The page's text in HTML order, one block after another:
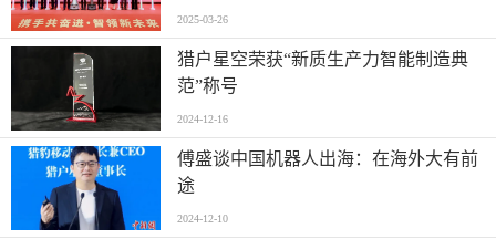
2025-03-26
猎户星空荣获“新质生产力智能制造典
范”称号
2024-12-16
傅盛谈中国机器人出海：在海外大有前
途
2024-12-10